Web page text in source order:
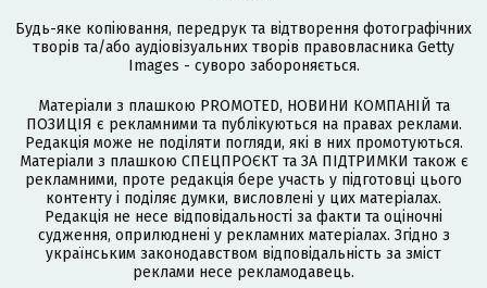
Будь-яке копіювання, передрук та відтворення фотографічних
творів та/або аудіовізуальних творів правовласника Getty
Images - суворо забороняється.
Матеріали з плашкою PROMOTED, НОВИНИ КОМПАНІЙ та
ПОЗИЦІЯ є рекламними та публікуються на правах реклами.
Редакція може не поділяти погляди, які в них промотуються.
Матеріали з плашкою СПЕЦПРОЄКТ та ЗА ПІДТРИМКИ також є
рекламними, проте редакція бере участь у підготовці цього
контенту і поділяє думки, висловлені у цих матеріалах.
Редакція не несе відповідальності за факти та оціночні
судження, оприлюднені у рекламних матеріалах. Згідно з
українським законодавством відповідальність за зміст
реклами несе рекламодавець.